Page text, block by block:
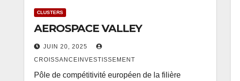
CLUSTERS
AEROSPACE VALLEY
JUIN 20, 2025
CROISSANCEINVESTISSEMENT
Pôle de compétitivité européen de la filière